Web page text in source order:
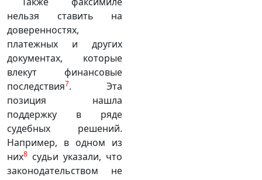
нельзя ставить на
доверенностях,
платежных и других
документах, которые
влекут финансовые
последствия7. Эта
позиция нашла
поддержку в ряде
судебных решений.
Например, в одном из
них8 судьи указали, что
законодательством не